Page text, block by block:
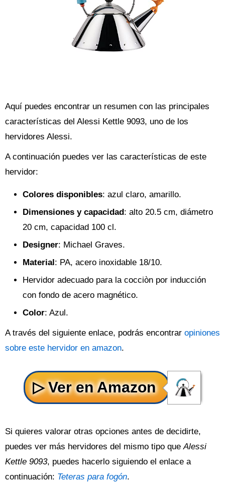
Aquí puedes encontrar un resumen con las principales
características del Alessi Kettle 9093, uno de los
hervidores Alessi.
A continuación puedes ver las características de este
hervidor:
Colores disponibles: azul claro, amarillo.
Dimensiones y capacidad: alto 20.5 cm, diámetro
20 cm, capacidad 100 cl.
Designer: Michael Graves.
Material: PA, acero inoxidable 18/10.
Hervidor adecuado para la cocciòn por inducción
con fondo de acero magnético.
Color: Azul.
A través del siguiente enlace, podrás encontrar opiniones
sobre este hervidor en amazon.
Si quieres valorar otras opciones antes de decidirte,
puedes ver más hervidores del mismo tipo queAlessi
Kettle 9093, puedes hacerlo siguiendo el enlace a
continuación: Teteras para fogón.